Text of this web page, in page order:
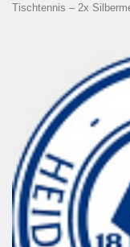
Tischtennis – 2x